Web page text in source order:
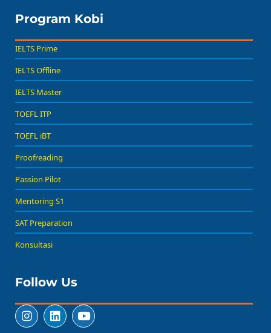
Program Kobi
IELTS Prime
IELTS Offline
IELTS Master
TOEFL ITP
TOEFL iBT
Proofreading
Passion Pilot
Mentoring S1
SAT Preparation
Konsultasi
Follow Us